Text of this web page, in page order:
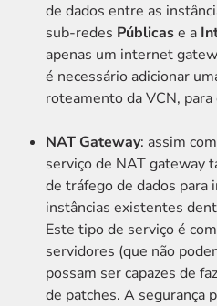
de dados entre as
sub-redes Públicase a
apenas um internet
é necessário adicionar
roteamento da VCN,
NAT Gateway: assim
serviço de NAT gateway
de tráfego de dados para
instâncias existentes
Este tipo de serviço é
servidores (que não
possam ser capazes de
de patches. A segurança